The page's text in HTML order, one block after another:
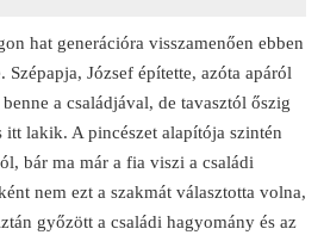
hat generációra visszamenően ebben
Szépapja, József építette, azóta apáról
a családjával, de tavasztól őszig
itt lakik. A pincészet alapítója szintén
bár ma már a fia viszi a családi
nem ezt a szakmát választotta volna,
győzött a családi hagyomány és az